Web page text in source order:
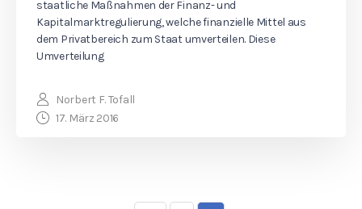
staatliche Maßnahmen der Finanz- und
Kapitalmarktregulierung, welche finanzielle Mittel aus
dem Privatbereich zum Staat umverteilen. Diese
Umverteilung
Norbert F. Tofall
17. März 2016